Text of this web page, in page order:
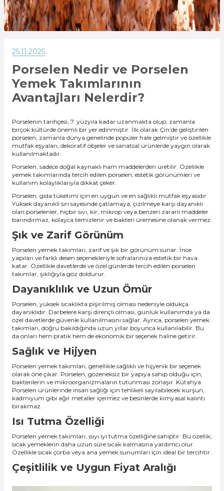
25.11.2025
Porselen Nedir ve Porselen
Yemek Takımlarının
Avantajları Nelerdir?
Porselenin tarihçesi, 7. yüzyıla kadar uzanmakta olup, zamanla
birçok kültürde önemli bir yer edinmiştir. İlk olarak Çin’de geliştirilen
porselen, zamanla dünya genelinde popüler hale gelmiştir ve özellikle
mutfak eşyaları, dekoratif objeler ve sanatsal ürünlerde yaygın olarak
kullanılmaktadır.
Porselen, sadece doğal kaynaklı ham maddelerden üretilir. Özellikle
yemek takımlarında tercih edilen porselen, estetik görünümleri ve
kullanım kolaylıklarıyla dikkat çeker.
Porselen, gıda tüketimi için en uygun ve en sağlıklı mutfak eşyasıdır.
Yüksek dayanıklı sırı sayesinde çatlamaya, çizilmeye karşı dayanıklı
olan porselenler, hiçbir sıvı, kir, mikrop veya benzeri zararlı maddeler
barındırmaz, kolayca temizlenir ve bakteri üremesine olanak vermez.
Şık ve Zarif Görünüm
Porselen yemek takımları, zarif ve şık bir görünüm sunar. İnce
yapıları ve farklı desen seçenekleriyle sofralarınıza estetik bir hava
katar. Özellikle davetlerde ve özel günlerde tercih edilen porselen
takımlar, şıklığıyla göz doldurur.
Dayanıklılık ve Uzun Ömür
Porselen, yüksek sıcaklıkta pişirilmiş olması nedeniyle oldukça
dayanıklıdır. Darbelere karşı dirençli olması, günlük kullanımda ya da
özel davetlerde güvenle kullanılmasını sağlar. Ayrıca, porselen yemek
takımları, doğru bakıldığında uzun yıllar boyunca kullanılabilir. Bu
da onları hem pratik hem de ekonomik bir seçenek haline getirir.
Sağlık ve Hijyen
Porselen yemek takımları, genellikle sağlıklı ve hijyenik bir seçenek
olarak öne çıkar. Porselen, gözeneksiz bir yapıya sahip olduğu için,
bakterilerin ve mikroorganizmaların tutunması zorlaşır. Kütahya
Porselen ürünlerinde insan sağlığı için tehlikeli sayılabilecek kurşun,
kadmiyum gibi ağır metaller içermez ve besinlerde kimyasal kalıntı
bırakmaz.
Isı Tutma Özelliği
Porselen yemek takımları, ısıyı iyi tutma özelliğine sahiptir. Bu özellik,
sıcak yemeklerin daha uzun süre sıcak kalmasına yardımcı olur.
Özellikle sıcak çorba veya ana yemek sunumları için ideal bir tercihtir.
Çeşitlilik ve Uygun Fiyat Aralığı